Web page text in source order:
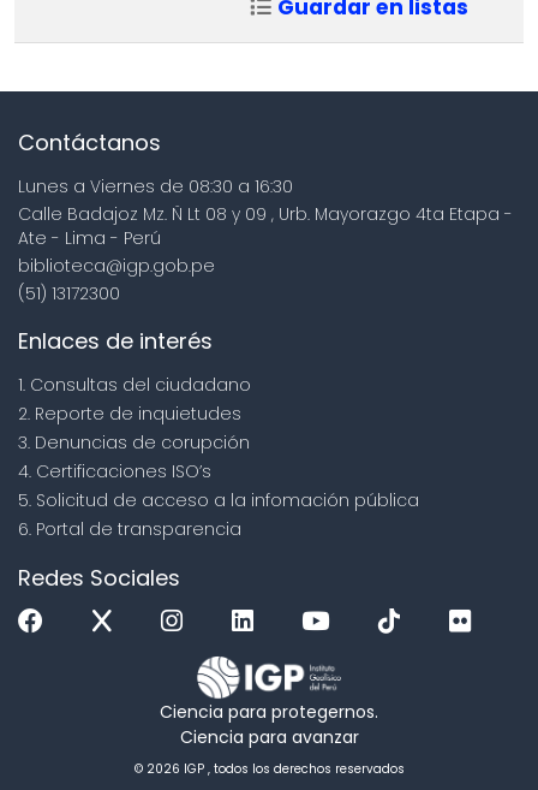
Guardar en listas
Contáctanos
Lunes a Viernes de 08:30 a 16:30
Calle Badajoz Mz. Ñ Lt 08 y 09 , Urb. Mayorazgo 4ta Etapa -
Ate - Lima - Perú
biblioteca@igp.gob.pe
(51) 13172300
Enlaces de interés
1. Consultas del ciudadano
2. Reporte de inquietudes
3. Denuncias de corupción
4. Certificaciones ISO’s
5. Solicitud de acceso a la infomación pública
6. Portal de transparencia
Redes Sociales
Ciencia para protegernos.
Ciencia para avanzar
© 2026 IGP , todos los derechos reservados